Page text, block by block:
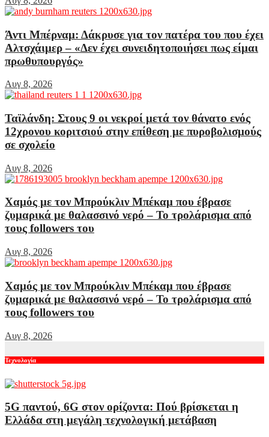
Άντι Μπέρναμ: Δάκρυσε για τον πατέρα του που έχει
Αλτσχάιμερ – «Δεν έχει συνειδητοποιήσει πως είμαι
πρωθυπουργός»
Αυγ 8, 2026
Ταϊλάνδη: Στους 9 οι νεκροί μετά τον θάνατο ενός
12χρονου κοριτσιού στην επίθεση με πυροβολισμούς
σε σχολείο
Αυγ 8, 2026
Χαμός με τον Μπρούκλιν Μπέκαμ που έβρασε
ζυμαρικά με θαλασσινό νερό – Το τρολάρισμα από
τους followers του
Αυγ 8, 2026
Χαμός με τον Μπρούκλιν Μπέκαμ που έβρασε
ζυμαρικά με θαλασσινό νερό – Το τρολάρισμα από
τους followers του
Αυγ 8, 2026
Τεχνολογία
5G παντού, 6G στον ορίζοντα: Πού βρίσκεται η
Ελλάδα στη μεγάλη τεχνολογική μετάβαση